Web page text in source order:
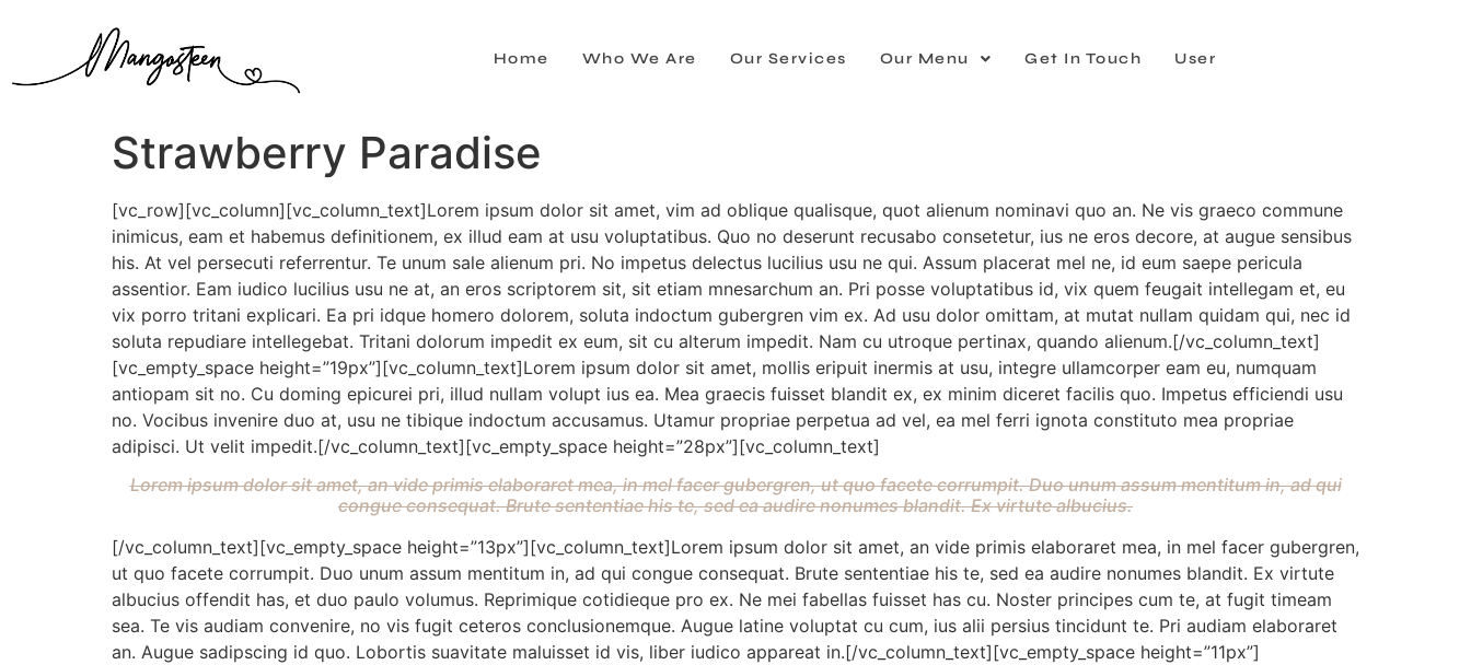
Home Who We Are Our Services Our Menu Get In Touch User
Strawberry Paradise
[vc_row][vc_column][vc_column_text]Lorem ipsum dolor sit amet, vim ad oblique qualisque, quot alienum nominavi quo an. Ne vis graeco commune
inimicus, eam et habemus definitionem, ex illud eam at usu voluptatibus. Quo no deserunt recusabo consetetur, ius ne eros decore, at augue sensibus
his. At vel persecuti referrentur. Te unum sale alienum pri. No impetus delectus lucilius usu ne qui. Assum placerat mel ne, id eum saepe pericula
assentior. Eam iudico lucilius usu ne at, an eros scriptorem sit, sit etiam mnesarchum an. Pri posse voluptatibus id, vix quem feugait intellegam et, eu
vix porro tritani explicari. Ea pri idque homero dolorem, soluta indoctum gubergren vim ex. Ad usu dolor omittam, at mutat nullam quidam qui, nec id
soluta repudiare intellegebat. Tritani dolorum impedit ex eum, sit cu alterum impedit. Nam cu utroque pertinax, quando alienum.[/vc_column_text]
[vc_empty_space height=”19px”][vc_column_text]Lorem ipsum dolor sit amet, mollis eripuit inermis at usu, integre ullamcorper eam eu, numquam
antiopam sit no. Cu doming epicurei pri, illud nullam volupt ius ea. Mea graecis fuisset blandit ex, ex minim diceret facilis quo. Impetus efficiendi usu
no. Vocibus invenire duo at, usu ne tibique indoctum accusamus. Utamur propriae perpetua ad vel, ea mel ferri ignota constituto mea propriae
adipisci. Ut velit impedit.[/vc_column_text][vc_empty_space height=”28px”][vc_column_text]
Lorem ipsum dolor sit amet, an vide primis elaboraret mea, in mel facer gubergren, ut quo facete corrumpit. Duo unum assum mentitum in, ad qui
congue consequat. Brute sententiae his te, sed ea audire nonumes blandit. Ex virtute albucius.
[/vc_column_text][vc_empty_space height=”13px”][vc_column_text]Lorem ipsum dolor sit amet, an vide primis elaboraret mea, in mel facer gubergren,
ut quo facete corrumpit. Duo unum assum mentitum in, ad qui congue consequat. Brute sententiae his te, sed ea audire nonumes blandit. Ex virtute
albucius offendit has, et duo paulo volumus. Reprimique cotidieque pro ex. Ne mei fabellas fuisset has cu. Noster principes cum te, at fugit timeam
sea. Te vis audiam convenire, no vis fugit ceteros conclusionemque. Augue latine voluptat cu cum, ius alii persius tincidunt te. Pri audiam elaboraret
an. Augue sadipscing id quo. Lobortis suavitate maluisset id vis, liber iudico appareat in.[/vc_column_text][vc_empty_space height=”11px”]